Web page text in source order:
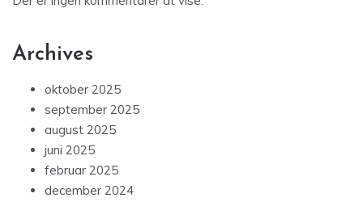
Archives
oktober 2025
september 2025
august 2025
juni 2025
februar 2025
december 2024